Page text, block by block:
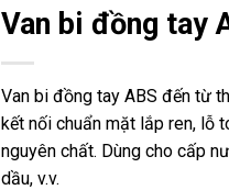
Van bi đồng tay
Van bi đồng tay ABS đến từ
kết nối chuẩn mặt lắp ren, lỗ
nguyên chất. Dùng cho cấp
dầu, v.v.